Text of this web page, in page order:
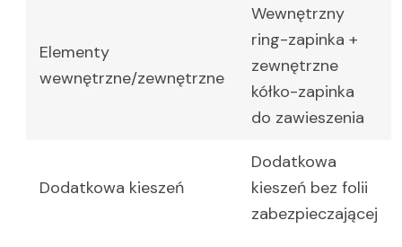
Elementy
wewnętrzne/zewnętrzne
Wewnętrzny
ring-zapinka +
zewnętrzne
kółko-zapinka
do zawieszenia
Dodatkowa kieszeń
Dodatkowa
kieszeń bez folii
zabezpieczającej